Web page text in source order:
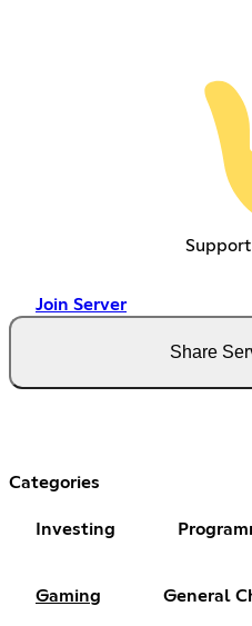
Join Server
Share
Categories
Investing
Gaming General